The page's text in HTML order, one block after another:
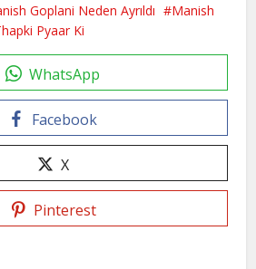
Goplani Neden Ayrıldı
Manish
Pyaar Ki
WhatsApp
Facebook
X
Pinterest